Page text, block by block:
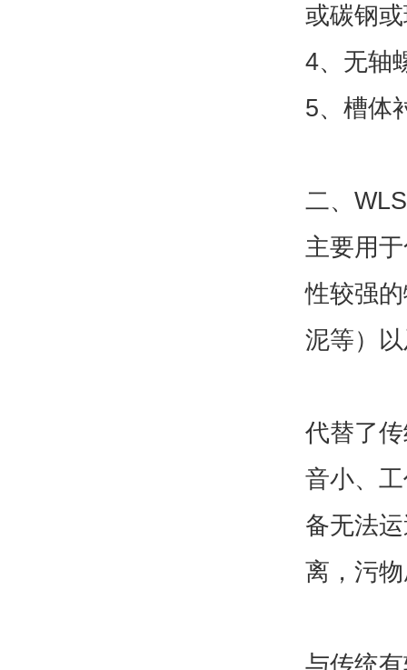
或碳钢
4、无轴
5、槽体
二、
主要用
性较强
泥等）
代替了
音小、
备无法
离，污
与传统